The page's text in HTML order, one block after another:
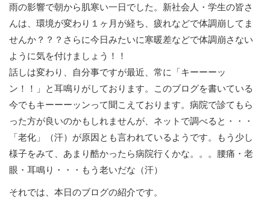
雨の影響で朝から肌寒い一日でした。新社会人・学生の皆さ
んは、環境が変わり１ヶ月が経ち、疲れなどで体調崩してま
せんか？？？さらに今日みたいに寒暖差などで体調崩さない
ように気を付けましょう！！
話しは変わり、自分事ですが最近、常に「キーーーッ
ン！！」と耳鳴りがしております。このブログを書いている
今でもキーーーッンって聞こえております。病院で診てもら
った方が良いのかもしれませんが、ネットで調べると・・・
「老化」（汗）が原因とも言われているようです。もう少し
様子をみて、あまり酷かったら病院行くかな。。。腰痛・老
眼・耳鳴り・・・もう老いだな（汗）
それでは、本日のブログの紹介です。